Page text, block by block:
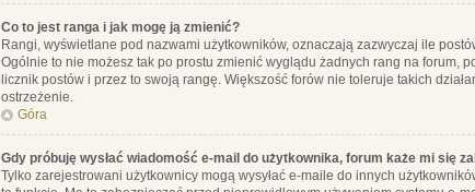
Co to jest ranga i jak mogę ją zmienić?
Rangi, wyświetlane pod nazwami użytkowników, oznaczają zazwyczaj ile
Ogólnie to nie możesz tak po prostu zmienić wyglądu żadnych rang na forum,
licznik postów i przez to swoją rangę. Większość forów nie toleruje takich
ostrzeżenie.
Góra
Gdy próbuję wysłać wiadomość e-mail do użytkownika, forum każe mi się
Tylko zarejestrowani użytkownicy mogą wysyłać e-maile do innych